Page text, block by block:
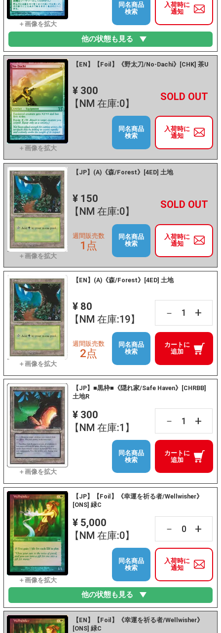
入荷時に
通知
同名商品
検索
他の状態も見る
【EN】【Foil】《野太刀/No-Dachi》[CHK] 茶U
¥ 300
【NM 在庫:0】
－ +
入荷時に
通知
同名商品
検索
【JP】(A)《森/Forest》[4ED] 土地
¥ 150
【NM 在庫:0】
－ +
入荷時に
通知
週間販売数
1点
同名商品
検索
【EN】(A)《森/Forest》[4ED] 土地
¥ 80
【NM 在庫:19】
－ +
カートに
追加
週間販売数
2点
同名商品
検索
【JP】■黒枠■《隠れ家/Safe Haven》[CHRBB]
土地R
¥ 300
【NM 在庫:1】
－ +
カートに
追加
同名商品
検索
【JP】【Foil】《幸運を祈る者/Wellwisher》
[ONS] 緑C
¥ 5,000
【NM 在庫:0】
－ +
入荷時に
通知
同名商品
検索
他の状態も見る
【EN】【Foil】《幸運を祈る者/Wellwisher》
[ONS] 緑C